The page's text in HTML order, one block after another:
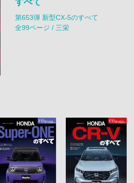
すべて
第653弾 新型CX-5のすべて
全99ページ / 三栄